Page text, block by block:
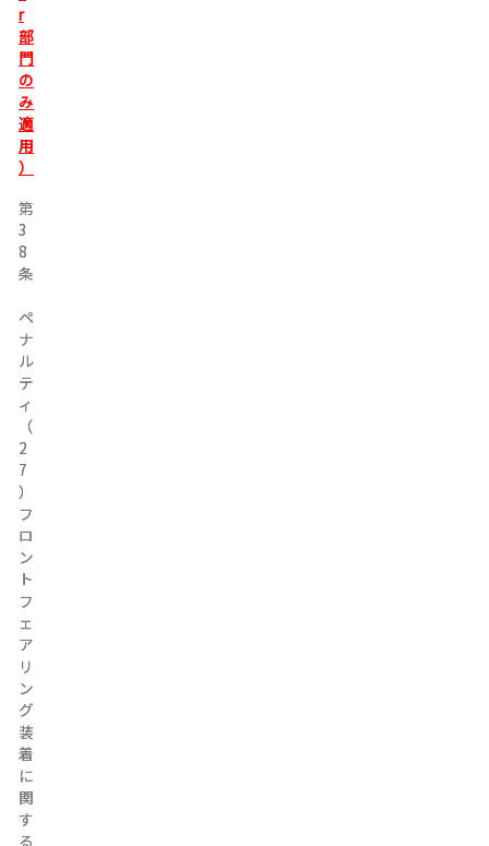
r
部
門
の
み
適
用
）
第
3
8
条
ペ
ナ
ル
テ
ィ
（
2
7
）
フ
ロ
ン
ト
フ
ェ
ア
リ
ン
グ
装
着
に
関
す
る
第
3
8
条
ペ
ナ
ル
テ
ィ
（
2
7
）
フ
ロ
ン
ト
フ
ェ
ア
リ
ン
グ
装
着
に
関
す
る